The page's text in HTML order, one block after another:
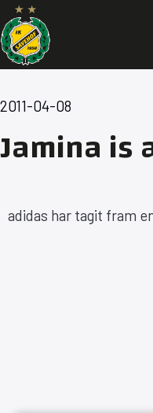
2011-04-08
Jamina is
adidas har tagit fram